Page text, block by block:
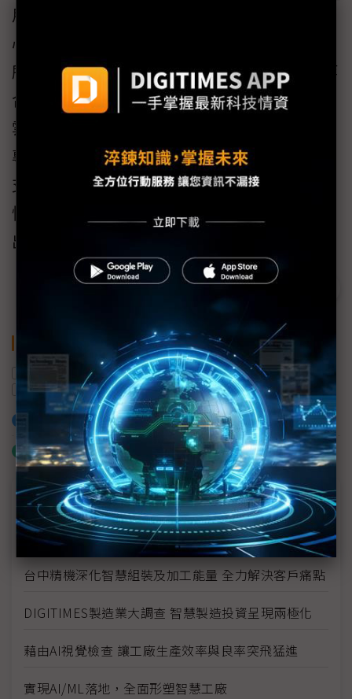
用解決方案，可提供以雲端、大數據與AI為核
心一站式服務。除此之外，緯創集團製造場域
所累積的豐富場域經驗，與微軟、SAP、IBM等
合作夥伴的技術能量與資源，讓緯謙科技善用
雲端科技為企業打造數位轉型的強韌實力，以
專業的雲端搬遷、轉型策略、技術導入、整合
支援和雲端託管服務，助業者打造兼備靈活彈
性與高度安全性的雲端創新解決方案，順利踏
出數位轉型腳步。
製造業 緯謙科技
5G
工業4.0
智慧製造
加入已選取到「關鍵字追蹤」
什麼是「關鍵字追蹤」
議題精選－2021智慧工廠(台北場)論壇專輯
迎戰智慧製造淘汰賽 企業亟欲鍛鍊數位即戰力
台中精機深化智慧組裝及加工能量 全力解決客戶痛點
DIGITIMES製造業大調查 智慧製造投資呈現兩極化
藉由AI視覺檢查 讓工廠生產效率與良率突飛猛進
實現AI/ML落地，全面形塑智慧工廠